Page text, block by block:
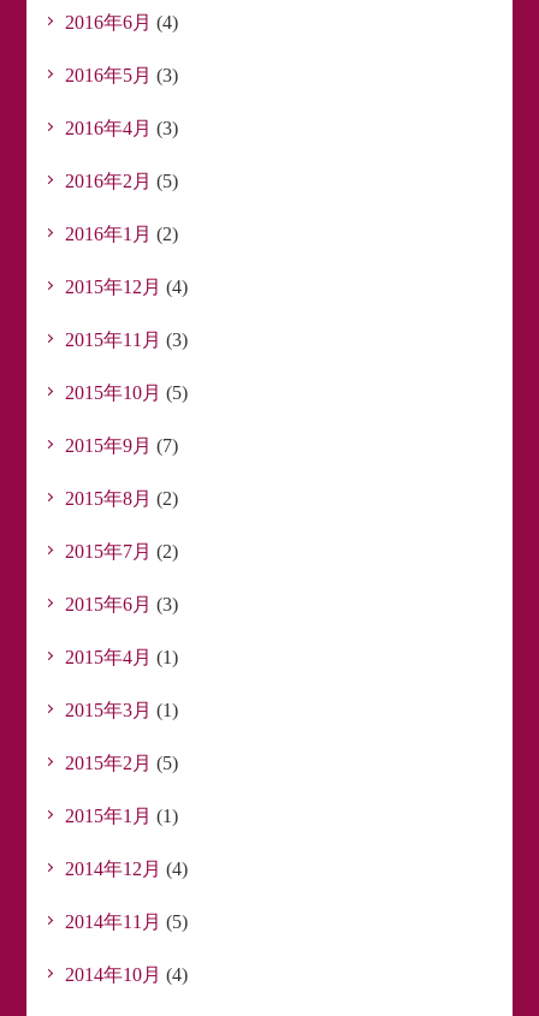
2016年6月 (4)
2016年5月 (3)
2016年4月 (3)
2016年2月 (5)
2016年1月 (2)
2015年12月 (4)
2015年11月 (3)
2015年10月 (5)
2015年9月 (7)
2015年8月 (2)
2015年7月 (2)
2015年6月 (3)
2015年4月 (1)
2015年3月 (1)
2015年2月 (5)
2015年1月 (1)
2014年12月 (4)
2014年11月 (5)
2014年10月 (4)